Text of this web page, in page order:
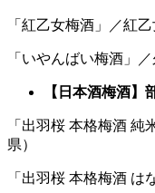
「紅乙女梅酒」／紅
「いやんばい梅酒」
【日本酒梅酒】
「出羽桜 本格梅酒
県）
「出羽桜 本格梅酒 は